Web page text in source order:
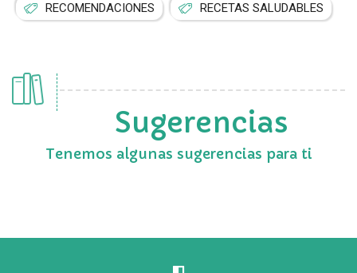
RECOMENDACIONES RECETAS SALUDABLES
Sugerencias
Tenemos algunas sugerencias para ti